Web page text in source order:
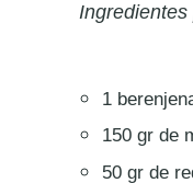
1
150 gr de
50 gr de